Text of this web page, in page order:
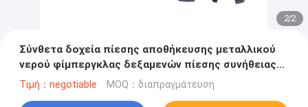
2/2
Σύνθετα δοχεία πίεσης αποθήκευσης μεταλλικού
νερού φίμπεργκλας δεξαμενών πίεσης συνήθειας
FRP
Τιμή：negotiable MOQ：διαπραγμάτευση